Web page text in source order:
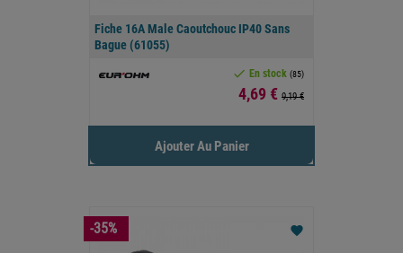
Fiche 16A Male Caoutchouc IP40 Sans
Bague (61055)
 En stock (85)
Prix
4,69 € 9,19 €
Ajouter Au Panier
favorite
-35%